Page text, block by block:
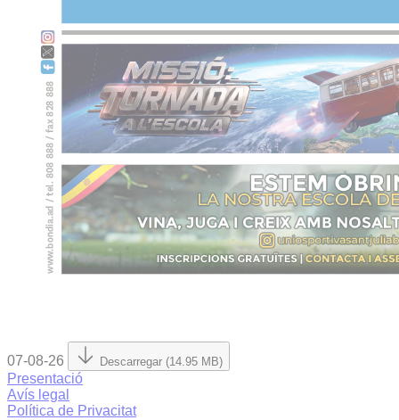
07-08-26 Descarregar (14.95 MB)
Presentació
Avís legal
Política de Privacitat